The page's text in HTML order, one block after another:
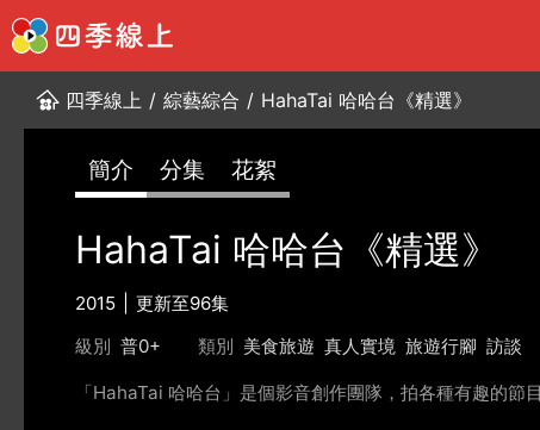
四季線上 / 綜藝綜合 / HahaTai 哈哈台《精選》
簡介 分集 花絮
HahaTai 哈哈台《精選》
2015
更新至96集
級別 普0+ 類別 美食旅遊 真人實境 旅遊行腳 訪談
「HahaTai 哈哈台」是個影音創作團隊，拍各種有趣的